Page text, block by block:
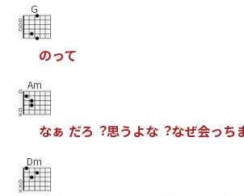
G
のって
Am
なぁ だろ ︖思う よな︖なぜ会っち
Dm